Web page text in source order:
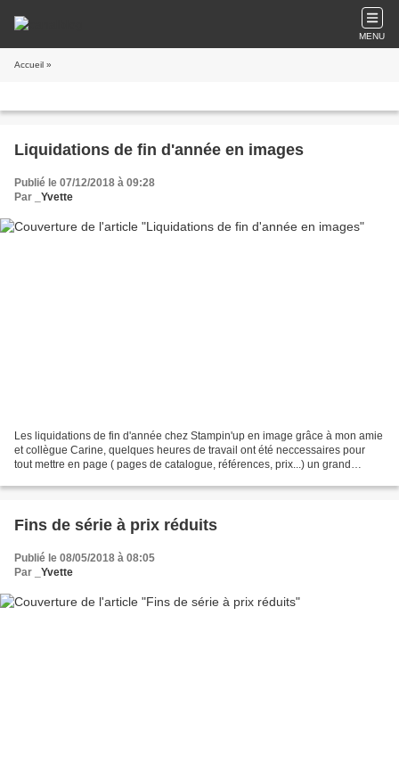
MENU
Accueil »
Liquidations de fin d'année en images
Publié le 07/12/2018 à 09:28
Par
_Yvette
Les liquidations de fin d'année chez Stampin'up en image grâce à mon amie
et collègue Carine, quelques heures de travail ont été neccessaires pour
tout mettre en page ( pages de catalogue, références, prix...) un grand
Fins de série à prix réduits
Publié le 08/05/2018 à 08:05
Par
_Yvette